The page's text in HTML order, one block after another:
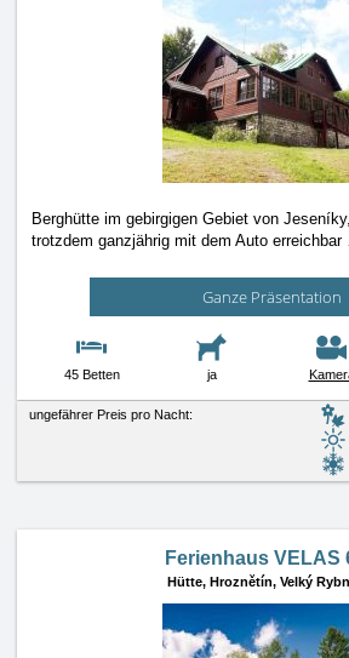
Berghütte im gebirgigen Gebiet von
trotzdem ganzjährig mit dem Auto erreichbar
Ganze Präsentation
45 Betten ja
ungefährer Preis pro Nacht:
Ferienhaus VELAS
Hütte, Hroznětín, Velký